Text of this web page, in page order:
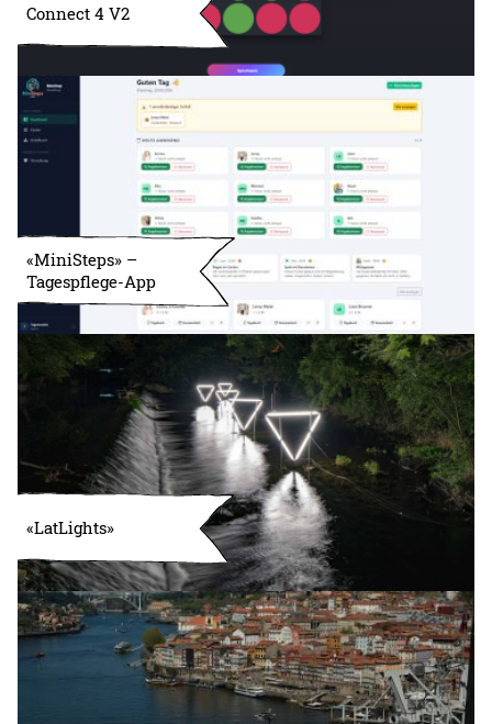
Connect 4 V2
«MiniSteps» –
Tagespflege-App
«LatLights»